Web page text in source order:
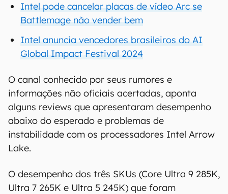
Intel pode cancelar placas de vídeo Arc se
Battlemage não vender bem
Intel anuncia vencedores brasileiros do AI
Global Impact Festival 2024
O canal conhecido por seus rumores e
informações não oficiais acertadas, aponta
alguns reviews que apresentaram desempenho
abaixo do esperado e problemas de
instabilidade com os processadores Intel Arrow
Lake.
O desempenho dos três SKUs (Core Ultra 9 285K,
Ultra 7 265K e Ultra 5 245K) que foram